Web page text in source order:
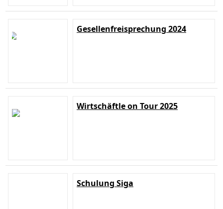
Gesellenfreisprechung 2024
Wirtschäftle on Tour 2025
Schulung Siga